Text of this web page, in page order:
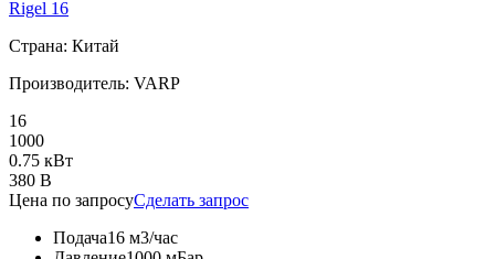
Rigel 16
Страна: Китай
Производитель: VARP
16
1000
0.75 кВт
380 В
Цена по запросуСделать запрос
Подача16 м3/час